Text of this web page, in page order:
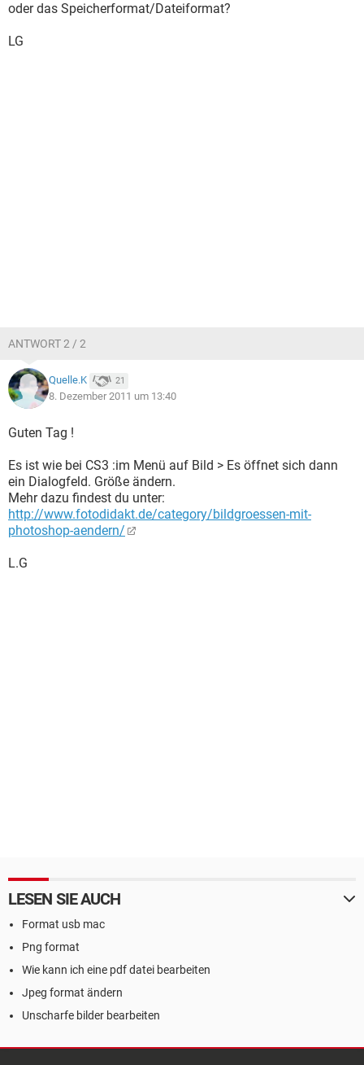
oder das Speicherformat/Dateiformat?
LG
ANTWORT 2 / 2
Quelle.K 21
8. Dezember 2011 um 13:40
Guten Tag !
Es ist wie bei CS3 :im Menü auf Bild > Es öffnet sich dann
ein Dialogfeld. Größe ändern.
Mehr dazu findest du unter:
http://www.fotodidakt.de/category/bildgroessen-mit-
photoshop-aendern/
L.G
LESEN SIE AUCH
Format usb mac
Png format
Wie kann ich eine pdf datei bearbeiten
Jpeg format ändern
Unscharfe bilder bearbeiten